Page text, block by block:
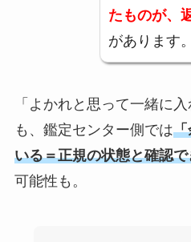
たものが、
があります。
「よかれと思って一緒に
も、鑑定センター側では「
いる＝正規の状態と確認
可能性も。